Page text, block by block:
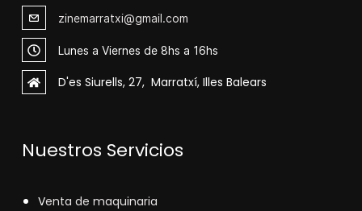
zinemarratxi@gmail.com
Lunes a Viernes de 8hs a 16hs
D'es Siurells, 27, Marratxí, Illes Balears
Nuestros Servicios
Venta de maquinaria